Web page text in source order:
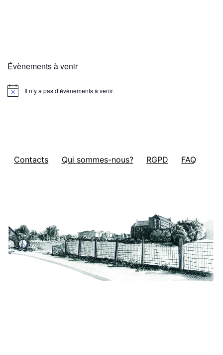
Évènements à venir
Notice Il n’y a pas d’évènements à venir.
Contacts Qui sommes-nous? RGPD FAQ